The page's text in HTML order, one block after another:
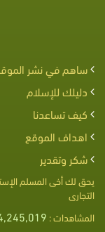
ساهم في نشر
دليلك للإسلام
كيف تساعدنا
اهداف الموقع
شكر وتقدير
يحق لك أخى المسلم
التجارى
المشاهدات :